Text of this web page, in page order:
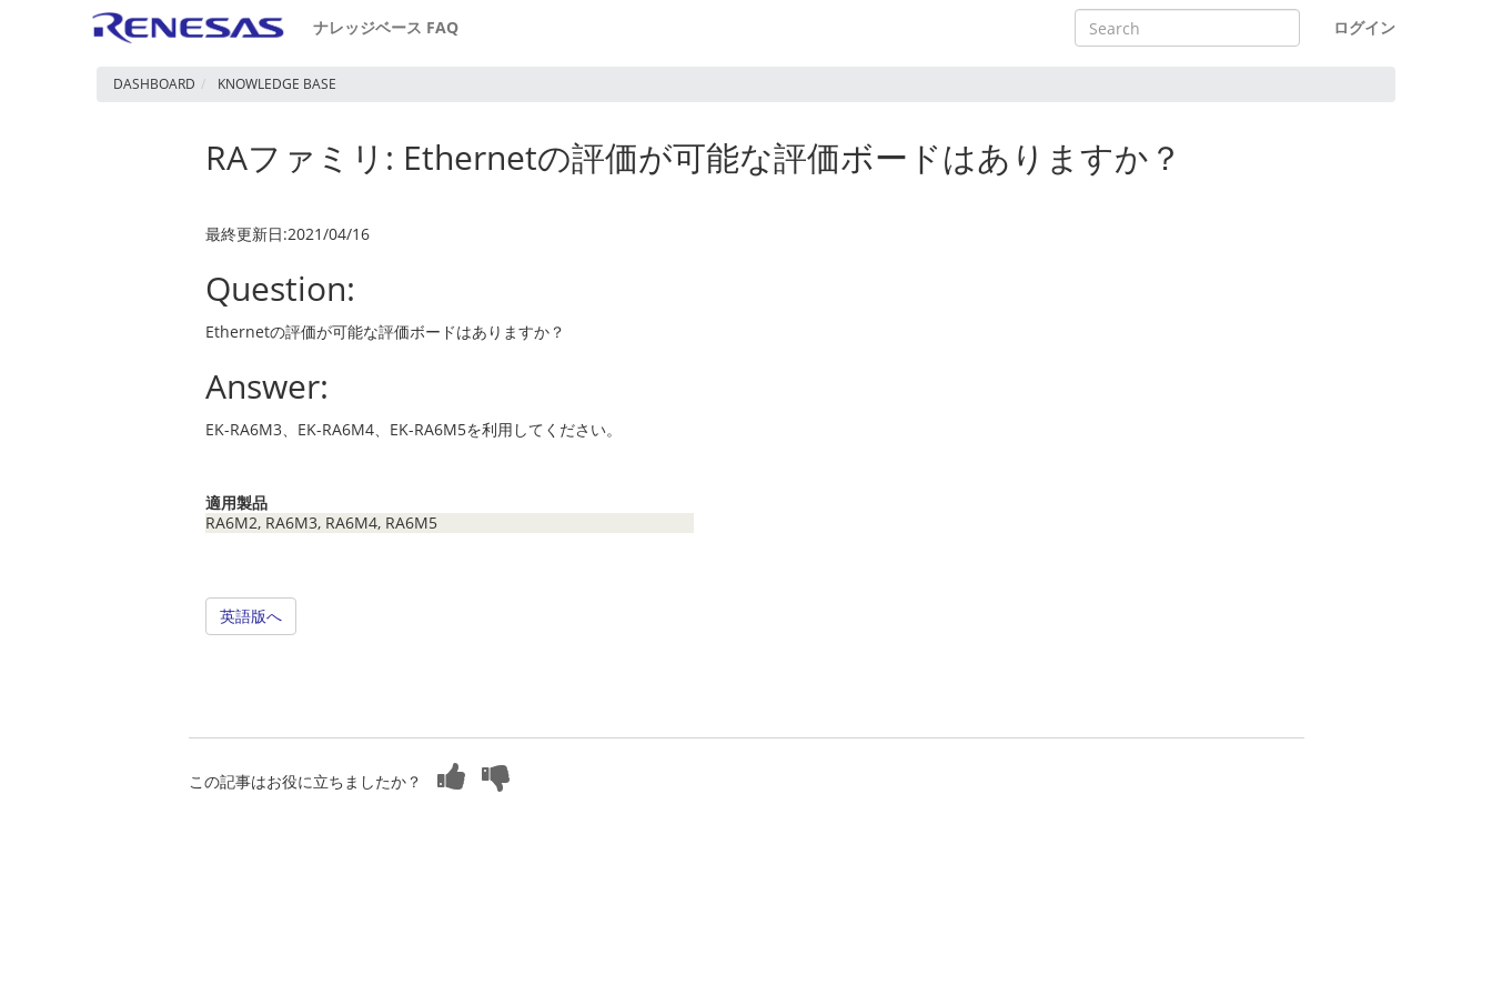
ナレッジベース FAQ ログイン
DASHBOARD KNOWLEDGE BASE
RAファミリ: Ethernetの評価が可能な評価ボードはありますか？
最終更新日:2021/04/16
Question:
Ethernetの評価が可能な評価ボードはありますか？
Answer:
EK-RA6M3、EK-RA6M4、EK-RA6M5を利用してください。
適用製品
RA6M2, RA6M3, RA6M4, RA6M5
英語版へ
この記事はお役に立ちましたか？